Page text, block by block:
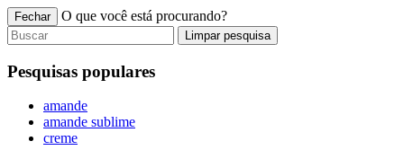
Fechar O que você está procurando?
Limpar pesquisa
Pesquisas populares
amande
amande sublime
creme